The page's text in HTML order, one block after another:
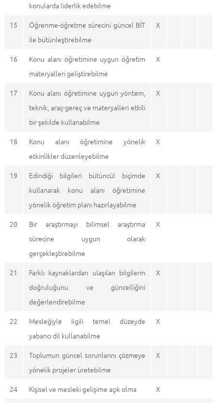
konularda liderlik edebilme
15
Öğrenme-öğretme sürecini güncel BİT
ile bütünleştirebilme
X
16
Konu alanı öğretimine uygun öğretim
materyalleri geliştirebilme
X
17
Konu alanı öğretimine uygun yöntem,
teknik, araç-gereç ve materyalleri etkili
bir şekilde kullanabilme
X
18
Konu alanı öğretimine yönelik
etkinlikler düzenleyebilme
X
19
Edindiği bilgileri bütüncül biçimde
kullanarak konu alanı öğretimine
yönelik öğretim planı hazırlayabilme
X
20
Bir araştırmayı bilimsel araştırma
sürecine uygun olarak
gerçekleştirebilme
X
21
Farklı kaynaklardan ulaşılan bilgilerin
doğruluğunu ve güncelliğini
değerlendirebilme
X
22
Mesleğiyle ilgili temel düzeyde
yabancı dil kullanabilme
X
23
Toplumun güncel sorunlarını çözmeye
yönelik projeler üretebilme
X
24 Kişisel ve mesleki gelişime açık olma
X